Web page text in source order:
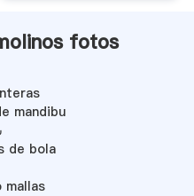
fotos
mandibu
de bola